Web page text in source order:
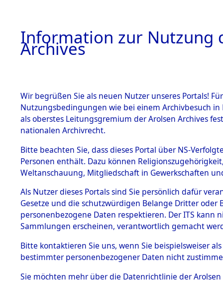
BESTÄNDE
1.
Inhaftierungsdoku
mente
1.2.9 Beim ITS
Effekten
1.2.9.1
Effekten aus
dem KZ
Dachau
1.2.9.2
Effekten aus
dem KZ
Bayerisches
0012
Information zur Nutzung
Archives
Wir begrüßen Sie als neuen Nutzer unseres Portals!
Nutzungsbedingungen wie bei einem Archivbesuch
als oberstes Leitungsgremium der Arolsen Archives
nationalen Archivrecht.
Bitte beachten Sie, dass dieses Portal über NS-
Personen enthält. Dazu können
Weltanschauung, Mitgliedschaft in Gewerkschaften
Als Nutzer dieses Portals sind Sie persönlich dafür
Gesetze und die schutzwürdigen Belange Dritter
personenbezogene Daten respektieren. Der ITS
Sammlungen erscheinen, verantwortlich gemacht
Bitte kontaktieren Sie uns, wenn Sie beispielsweiser
bestimmter personenbezogener Daten nicht
Sie möchten mehr über die Datenrichtlinie der Arolsen